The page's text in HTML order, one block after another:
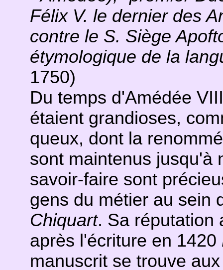
Félix V. le dernier des
contre le S. Siège
étymologique de la
1750)
Du temps d'Amédée
étaient grandioses,
queux, dont la
sont maintenus jusqu'à
savoir-faire sont
gens du métier au sein
Chiquart. Sa réputation
après l'écriture en 1420
manuscrit se trouve